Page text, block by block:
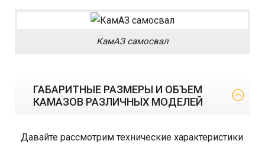
КамАЗ самосвал
ГАБАРИТНЫЕ РАЗМЕРЫ И ОБЪЕМ
КАМАЗОВ РАЗЛИЧНЫХ МОДЕЛЕЙ
Давайте рассмотрим технические характеристики